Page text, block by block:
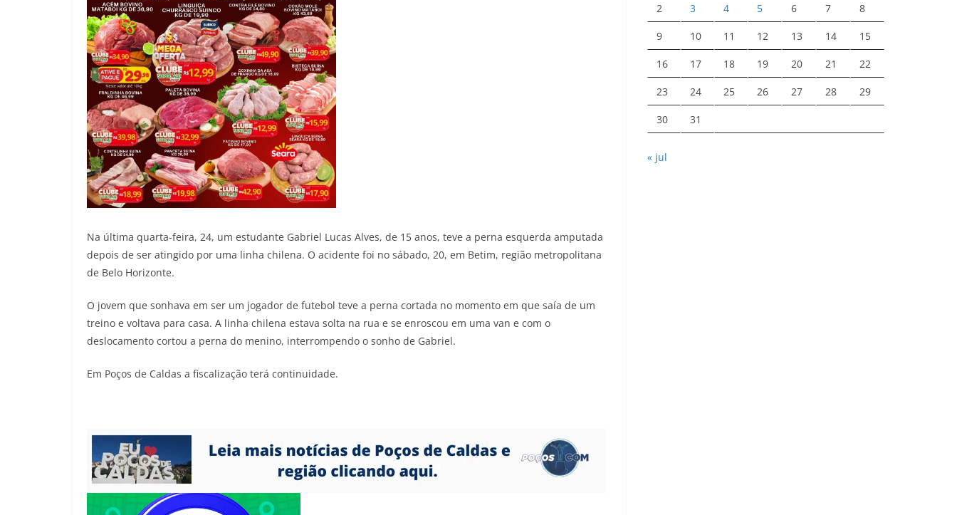
Na última quarta-feira, 24, um estudante Gabriel Lucas Alves, de 15 anos, teve a perna esquerda amputada
depois de ser atingido por uma linha chilena. O acidente foi no sábado, 20, em Betim, região metropolitana
de Belo Horizonte.
O jovem que sonhava em ser um jogador de futebol teve a perna cortada no momento em que saía de um
treino e voltava para casa. A linha chilena estava solta na rua e se enroscou em uma van e com o
deslocamento cortou a perna do menino, interrompendo o sonho de Gabriel.
Em Poços de Caldas a fiscalização terá continuidade.
2 3 4 5 6 7 8
9 10 11 12 13 14 15
16 17 18 19 20 21 22
23 24 25 26 27 28 29
30 31
« jul